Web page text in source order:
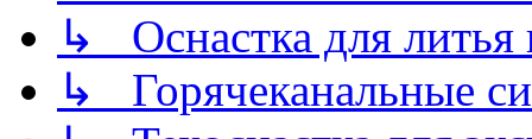
↳ Оснастка для литья
↳ Горячеканальные